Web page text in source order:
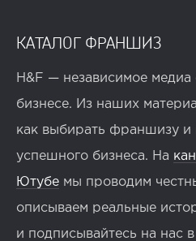
КАТАЛОГ ФРАНШИЗ
H&F — независимое
бизнесе. Из наших
как выбирать франшизу и
успешного бизнеса. На
Ютубе мы проводим
описываем реальные
и подписывайтесь на нас